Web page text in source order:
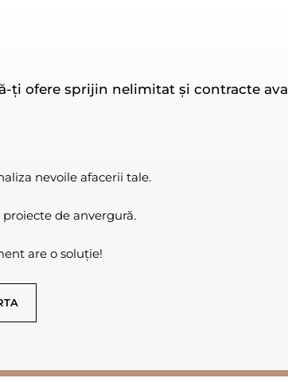
ți ofere sprijin nelimitat și contracte
nevoile afacerii tale.
de anvergură.
are o soluție!